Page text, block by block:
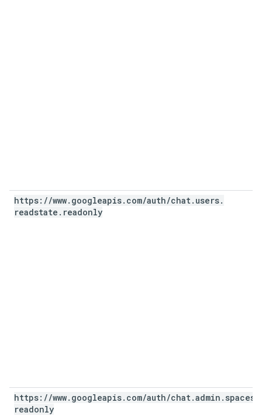
https: //www. googleapis. com/auth/chat. users.
readstate . readonly
https: //www. googleapis. com/auth/chat.admin . spaces
readonly